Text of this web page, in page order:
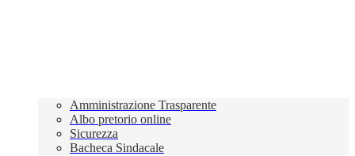
Amministrazione Trasparente
Albo pretorio online
Sicurezza
Bacheca Sindacale